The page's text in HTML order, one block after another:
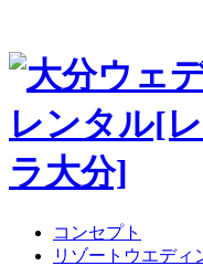
コンセプト
リゾートウエディ